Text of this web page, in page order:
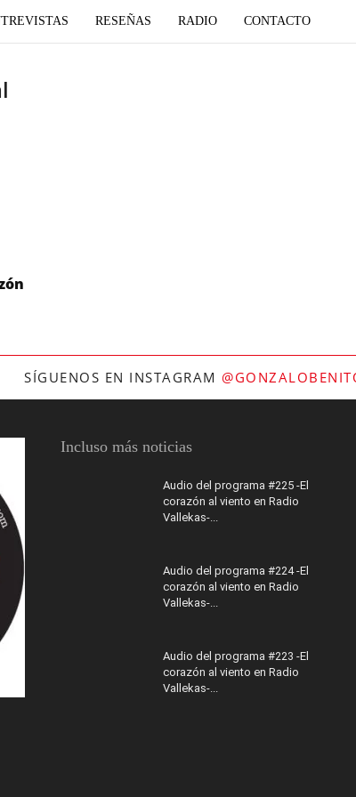
RESEÑAS RADIO CONTACTO
SÍGUENOS EN INSTAGRAM
Incluso más noticias
Audio del programa #225 -El
corazón al viento en Radio
Vallekas-...
Audio del programa #224 -El
corazón al viento en Radio
Vallekas-...
Audio del programa #223 -El
corazón al viento en Radio
Vallekas-...